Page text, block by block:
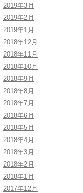
2019年3月
2019年2月
2019年1月
2018年12月
2018年11月
2018年10月
2018年9月
2018年8月
2018年7月
2018年6月
2018年5月
2018年4月
2018年3月
2018年2月
2018年1月
2017年12月